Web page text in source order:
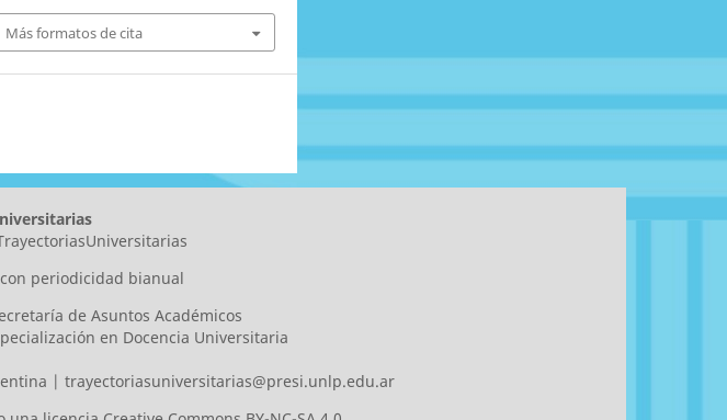
Más formatos de cita
periodicidad bianual
de Asuntos Académicos
en Docencia Universitaria
| trayectoriasuniversitarias@presi.unlp.edu.ar